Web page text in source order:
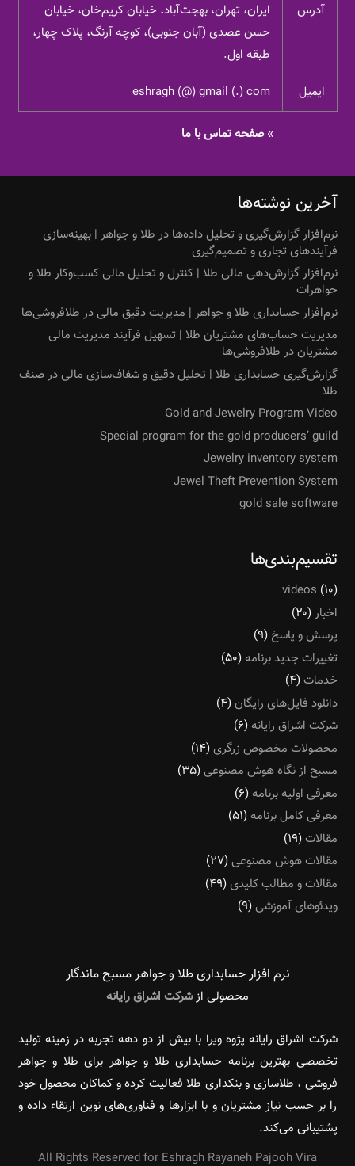
آدرس
ایران، تهران، بهجت‌آباد، خیابان کریم‌خان، خیابان
حسن عضدی (آبان جنوبی)، کوچه آرنگ، پلاک چهار،
طبقه اول.
ایمیل eshragh (@) gmail (.) com
»صفحه تماس با ما
آخرین نوشته‌ها
نرم‌افزار گزارش‌گیری و تحلیل داده‌ها در طلا و جواهر | بهینه‌سازی
فرآیندهای تجاری و تصمیم‌گیری
نرم‌افزار گزارش‌دهی مالی طلا | کنترل و تحلیل مالی کسب‌وکار طلا و
جواهرات
نرم‌افزار حسابداری طلا و جواهر | مدیریت دقیق مالی در طلافروشی‌ها
مدیریت حساب‌های مشتریان طلا | تسهیل فرآیند مدیریت مالی
مشتریان در طلافروشی‌ها
گزارش‌گیری حسابداری طلا | تحلیل دقیق و شفاف‌سازی مالی در صنف
طلا
Gold and Jewelry Program Video
Special program for the gold producers’ guild
Jewelry inventory system
Jewel Theft Prevention System
gold sale software
تقسیم‌بندی‌ها
videos (۱۰)
اخبار (۲۰)
پرسش و پاسخ (۹)
تغییرات جدید برنامه (۵۰)
خدمات(۴)
دانلود فایل‌های رایگان(۴)
شرکت اشراق رایانه (۶)
محصولات مخصوص زرگری(۱۴)
مسبح از نگاه هوش مصنوعی(۳۵)
معرفی اولیه برنامه (۶)
معرفی کامل برنامه (۵۱)
مقالات(۱۹)
مقالات هوش مصنوعی(۲۷)
مقالات و مطالب کلیدی(۴۹)
ویدئوهای آموزشی(۹)
نرم افزار حسابداری طلا و جواهر مسبح ماندگار‌
محصولی ازشرکت اشراق رایانه
شرکت اشراق رایانه پژوه ویرا با بیش از دو دهه تجربه در زمینه تولید
تخصصی بهترین برنامه حسابداری طلا و جواهر برای طلا و جواهر
فروشی ، طلاسازی و بنکداری طلا فعالیت کرده و کماکان محصول خود
را بر حسب نیاز مشتریان و با ابزارها و فناوری‌های نوین ارتقاء داده و
پشتیبانی می‌کند.
All Rights Reserved for Eshragh Rayaneh Pajooh Vira